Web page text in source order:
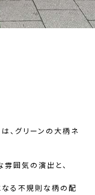
、グリーンの大柄ネ
雰囲気の演出と、
なる不規則な柄の配